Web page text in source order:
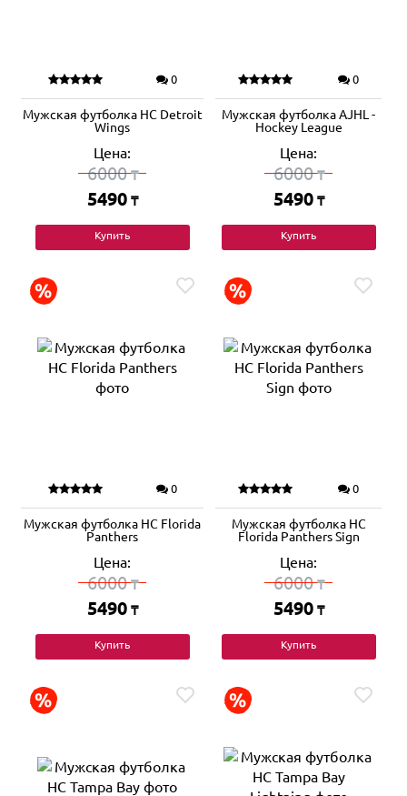
0
Мужская футболка HC Detroit
Wings
Цена:
6000₸
5490 ₸
Купить
0
Мужская футболка AJHL -
Hockey League
Цена:
6000₸
5490 ₸
Купить
0
Мужская футболка HC Florida
Panthers
Цена:
6000₸
5490 ₸
Купить
0
Мужская футболка HC
Florida Panthers Sign
Цена:
6000₸
5490 ₸
Купить